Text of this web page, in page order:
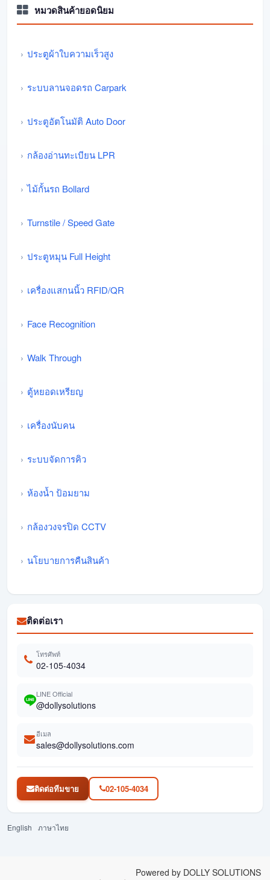
หมวดสินค้ายอดนิยม
ประตูผ้าใบความเร็วสูง
ระบบลานจอดรถ Carpark
ประตูอัตโนมัติ Auto Door
กล้องอ่านทะเบียน LPR
ไม้กั้นรถ Bollard
Turnstile / Speed Gate
ประตูหมุน Full Height
เครื่องแสกนนิ้ว RFID/QR
Face Recognition
Walk Through
ตู้หยอดเหรียญ
เครื่องนับคน
ระบบจัดการคิว
ห้องน้ำ ป้อมยาม
กล้องวงจรปิด CCTV
นโยบายการคืนสินค้า
ติดต่อเรา
โทรศัพท์
02-105-4034
LINE Official
@dollysolutions
อีเมล
sales@dollysolutions.com
ติดต่อทีมขาย 02-105-4034
English ภาษาไทย
Powered by DOLLY SOLUTIONS